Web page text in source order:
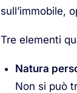
sull’immobile,
Tre elementi
Natura
Non si può